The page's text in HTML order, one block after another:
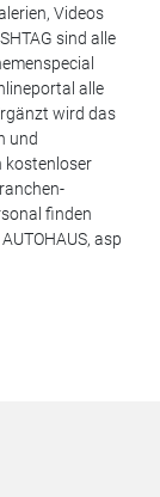
Videos
sind alle
alle
wird das
und
kostenloser
finden
asp